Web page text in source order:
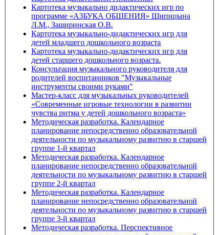
Картотека музыкально дидактических игр по
программе «АЗБУКА ОБЩЕНИЯ» Щипицына
Л.М., Защиринская О.В.
Картотека музыкально-дидактических игр для
детей младшего дошкольного возраста
Картотека музыкально-дидактических игр для
детей старшего дошкольного возраста.
Консультация музыкального руководителя для
родителей воспитанников "Музыкальные
инструменты своими руками"
Мастер-класс для музыкальных руководителей
«Современные игровые технологии в развитии
чувства ритма у детей дошкольного возраста»
Методическая разработка. Календарное
планирование непосредственно образовательной
деятельности по музыкальному развитию в старшей
группе 1-й квартал
Методическая разработка. Календарное
планирование непосредственно образовательной
деятельности по музыкальному развитию в старшей
группе 2-й квартал
Методическая разработка. Календарное
планирование непосредственно образовательной
деятельности по музыкальному развитию в старшей
группе 3-й квартал
Методическая разработка. Перспективное